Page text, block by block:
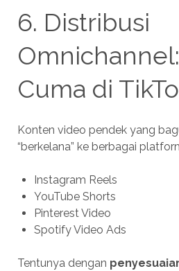
6. Distribusi
Cuma di
Konten video pendek yang
“berkelana” ke berbagai
Instagram Reels
YouTube Shorts
Pinterest Video
Spotify Video Ads
Tentunya dengan